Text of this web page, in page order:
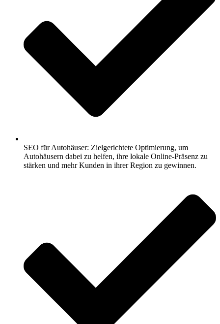
SEO für Autohäuser: Zielgerichtete Optimierung, um
Autohäusern dabei zu helfen, ihre lokale Online-Präsenz zu
stärken und mehr Kunden in ihrer Region zu gewinnen.